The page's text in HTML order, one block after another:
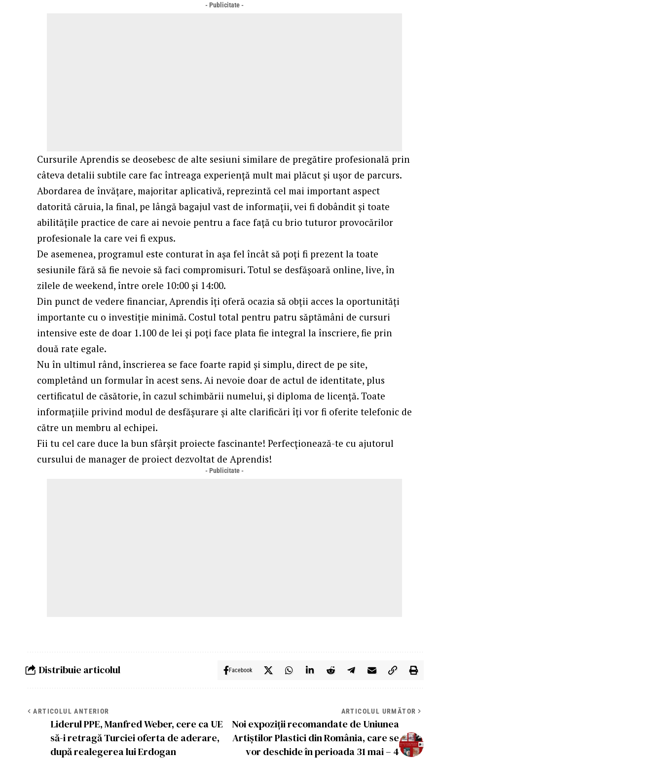
- Publicitate -
Cursurile Aprendis se deosebesc de alte sesiuni similare de pregătire profesională prin
câteva detalii subtile care fac întreaga experiență mult mai plăcut și ușor de parcurs.
Abordarea de învățare, majoritar aplicativă, reprezintă cel mai important aspect
datorită căruia, la final, pe lângă bagajul vast de informații, vei fi dobândit și toate
abilitățile practice de care ai nevoie pentru a face față cu brio tuturor provocărilor
profesionale la care vei fi expus.
De asemenea, programul este conturat în așa fel încât să poți fi prezent la toate
sesiunile fără să fie nevoie să faci compromisuri. Totul se desfășoară online, live, în
zilele de weekend, între orele 10:00 și 14:00.
Din punct de vedere financiar, Aprendis îți oferă ocazia să obții acces la oportunități
importante cu o investiție minimă. Costul total pentru patru săptămâni de cursuri
intensive este de doar 1.100 de lei și poți face plata fie integral la înscriere, fie prin
două rate egale.
Nu în ultimul rând, înscrierea se face foarte rapid și simplu, direct de pe site,
completând un formular în acest sens. Ai nevoie doar de actul de identitate, plus
certificatul de căsătorie, în cazul schimbării numelui, și diploma de licență. Toate
informațiile privind modul de desfășurare și alte clarificări îți vor fi oferite telefonic de
către un membru al echipei.
Fii tu cel care duce la bun sfârșit proiecte fascinante! Perfecționează-te cu ajutorul
cursului de manager de proiect dezvoltat de Aprendis!
- Publicitate -
Distribuie articolul Facebook
ARTICOLUL ANTERIOR
Liderul PPE, Manfred Weber, cere ca UE
să-i retragă Turciei oferta de aderare,
după realegerea lui Erdogan
ARTICOLUL URMĂTOR
Noi expoziții recomandate de Uniunea
Artiștilor Plastici din România, care se
vor deschide în perioada 31 mai – 4